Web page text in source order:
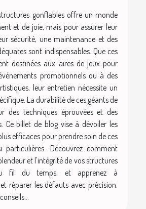
gonflables offre un monde
et de joie, mais pour assurer leur
sécurité, une maintenance et des
sont indispensables. Que ces
destinées aux aires de jeux pour
promotionnels ou à des
leur entretien nécessite un
La durabilité de ces géants de
des techniques éprouvées et des
Ce billet de blog vise à dévoiler les
efficaces pour prendre soin de ces
particulières. Découvrez comment
et l'intégrité de vos structures
fil du temps, et apprenez à
réparer les défauts avec précision.